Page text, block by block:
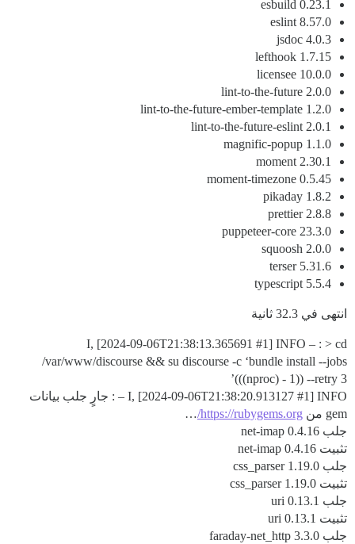
esbuild 0.23.1
eslint 8.57.0
jsdoc 4.0.3
lefthook 1.7.15
licensee 10.0.0
lint-to-the-future 2.0.0
lint-to-the-future-ember-template 1.2.0
lint-to-the-future-eslint 2.0.1
magnific-popup 1.1.0
moment 2.30.1
moment-timezone 0.5.45
pikaday 1.8.2
prettier 2.8.8
puppeteer-core 23.3.0
squoosh 2.0.0
terser 5.31.6
typescript 5.5.4
انتهى في 32.3 ثانية
I, [2024-09-06T21:38:13.365691 #1] INFO – : > cd
/var/www/discourse && su discourse -c ‘bundle install --jobs
(((nproc) - 1)) --retry 3’
I, [2024-09-06T21:38:20.913127 #1
] INFO – : جارٍ جلب بيانات
gem من
https://rubygems.org/
…
جلب net-imap 0.4.16
تثبيت net-imap 0.4.16
جلب css_parser 1.19.0
تثبيت css_parser 1.19.0
جلب uri 0.13.1
تثبيت uri 0.13.1
جلب faraday-net_http 3.3.0